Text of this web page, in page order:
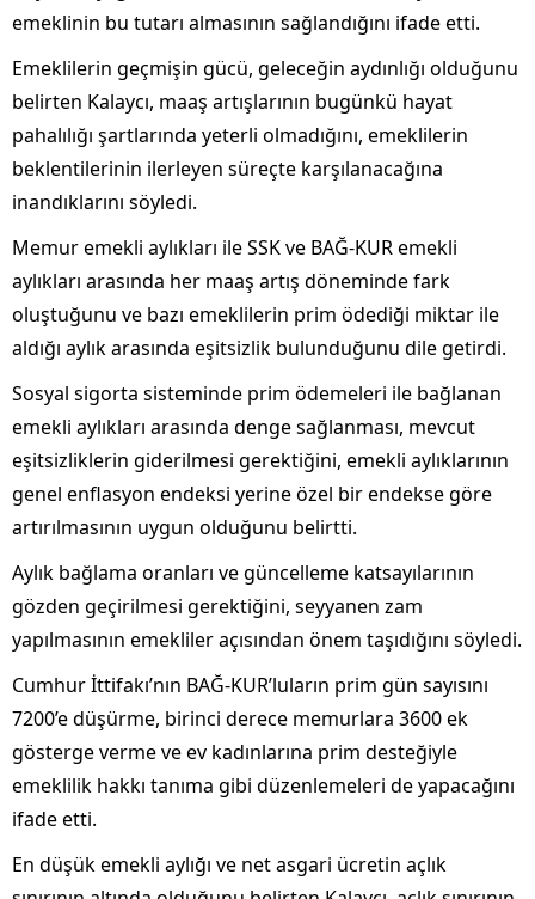
emeklinin bu tutarı almasının sağlandığını ifade etti.
Emeklilerin geçmişin gücü, geleceğin aydınlığı olduğunu
belirten Kalaycı, maaş artışlarının bugünkü hayat
pahalılığı şartlarında yeterli olmadığını, emeklilerin
beklentilerinin ilerleyen süreçte karşılanacağına
inandıklarını söyledi.
Memur emekli aylıkları ile SSK ve BAĞ-KUR emekli
aylıkları arasında her maaş artış döneminde fark
oluştuğunu ve bazı emeklilerin prim ödediği miktar ile
aldığı aylık arasında eşitsizlik bulunduğunu dile getirdi.
Sosyal sigorta sisteminde prim ödemeleri ile bağlanan
emekli aylıkları arasında denge sağlanması, mevcut
eşitsizliklerin giderilmesi gerektiğini, emekli aylıklarının
genel enflasyon endeksi yerine özel bir endekse göre
artırılmasının uygun olduğunu belirtti.
Aylık bağlama oranları ve güncelleme katsayılarının
gözden geçirilmesi gerektiğini, seyyanen zam
yapılmasının emekliler açısından önem taşıdığını söyledi.
Cumhur İttifakı’nın BAĞ-KUR’luların prim gün sayısını
7200’e düşürme, birinci derece memurlara 3600 ek
gösterge verme ve ev kadınlarına prim desteğiyle
emeklilik hakkı tanıma gibi düzenlemeleri de yapacağını
ifade etti.
En düşük emekli aylığı ve net asgari ücretin açlık